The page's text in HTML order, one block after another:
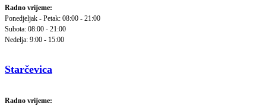
Radno vrijeme:
Ponedjeljak - Petak: 08:00 - 21:00
Subota: 08:00 - 21:00
Nedelja: 9:00 - 15:00
Starčevica
Radno vrijeme: